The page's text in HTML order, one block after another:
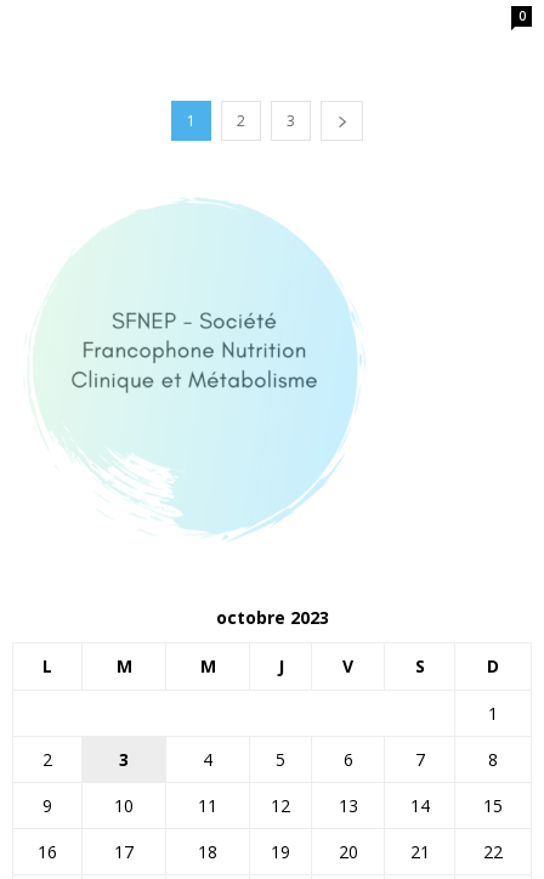
0
1 2 3
octobre 2023
L M M J V S D
1
2
3 4 5 6 7
8
9
10 11 12 13 14
15
16
17 18 19 20 21 22